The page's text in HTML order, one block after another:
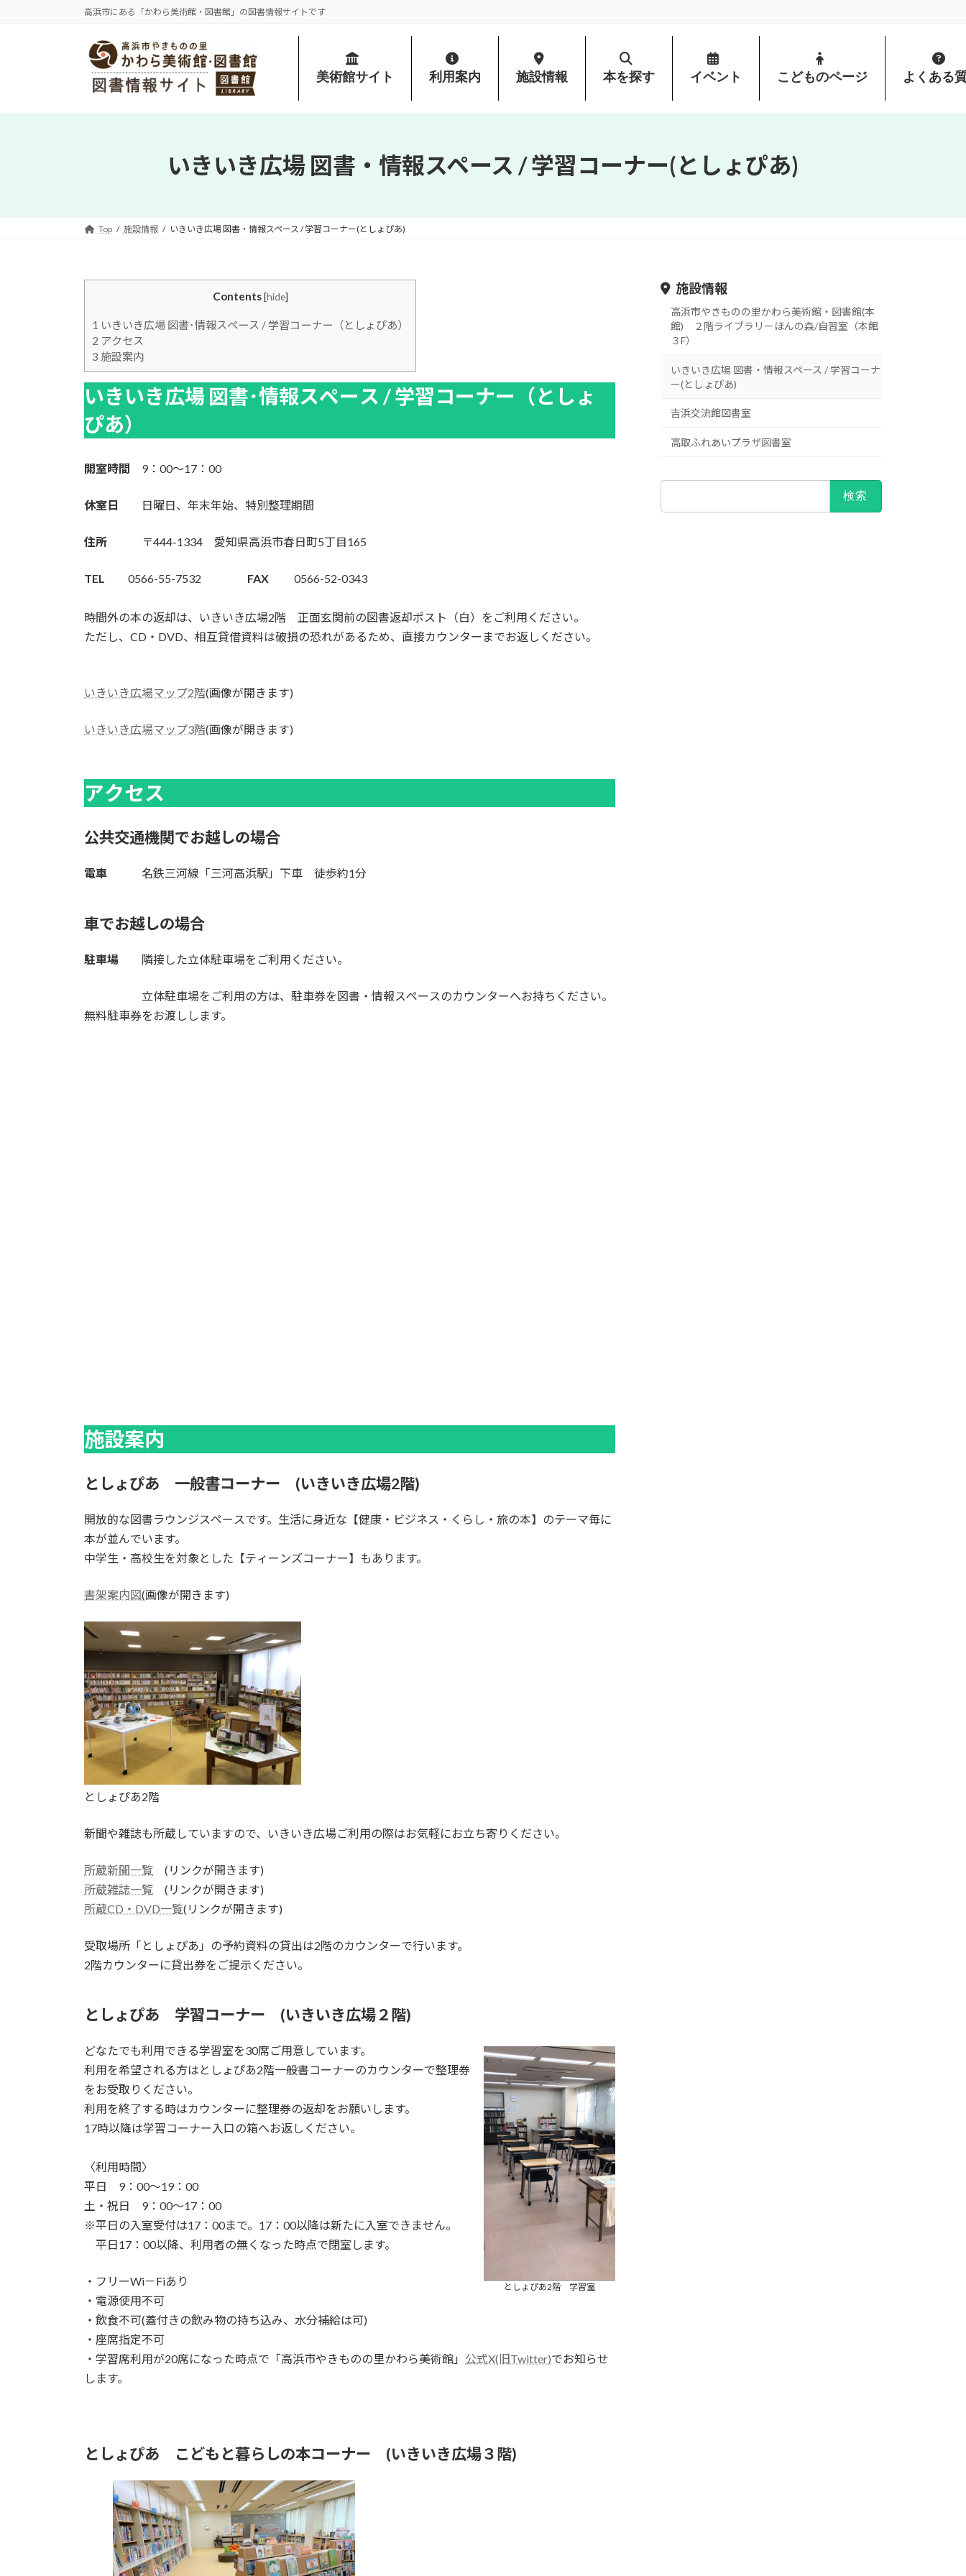
ス
ン
高浜市にある「かわら美術館・図書館」の図書情報サイトです
美術館サイト 利用案内 施設情報 本を探す イベント こどものページ よくある
いきいき広場 図書・情報スペース / 学習コーナー(としょぴあ)
Top 施設情報 いきいき広場 図書・情報スペース / 学習コーナー(としょぴあ)
Contents [hide]
1 いきいき広場 図書･情報スペース / 学習コーナー（としょぴあ）
2 アクセス
3 施設案内
いきいき広場 図書･情報スペース / 学習コーナー（としょ
ぴあ）
開室時間 9：00～17：00
休室日 日曜日、年末年始、特別整理期間
住所 〒444-1334 愛知県高浜市春日町5丁目165
TEL 0566-55-7532 FAX 0566-52-0343
時間外の本の返却は、いきいき広場2階 正面玄関前の図書返却ポスト（白）をご利用ください。
ただし、CD・DVD、相互貸借資料は破損の恐れがあるため、直接カウンターまでお返しください。
いきいき広場マップ2階(画像が開きます)
いきいき広場マップ3階(画像が開きます)
アクセス
公共交通機関でお越しの場合
電車 名鉄三河線「三河高浜駅」下車 徒歩約1分
車でお越しの場合
駐車場 隣接した立体駐車場をご利用ください。
立体駐車場をご利用の方は、駐車券を図書・情報スペースのカウンターへお持ちください。
無料駐車券をお渡しします。
施設案内
としょぴあ 一般書コーナー (いきいき広場2階)
開放的な図書ラウンジスペースです。生活に身近な【健康・ビジネス・くらし・旅の本】のテーマ毎に
本が並んでいます。
中学生・高校生を対象とした【ティーンズコーナー】もあります。
書架案内図(画像が開きます)
としょぴあ2階
新聞や雑誌も所蔵していますので、いきいき広場ご利用の際はお気軽にお立ち寄りください。
所蔵新聞一覧 (リンクが開きます)
所蔵雑誌一覧 (リンクが開きます)
所蔵CD・DVD一覧(リンクが開きます)
受取場所「としょぴあ」の予約資料の貸出は2階のカウンターで行います。
2階カウンターに貸出券をご提示ください。
としょぴあ 学習コーナー (いきいき広場２階)
としょぴあ2階 学習室
どなたでも利用できる学習室を30席ご用意しています。
利用を希望される方はとしょぴあ2階一般書コーナーのカウンターで整理券
をお受取りください。
利用を終了する時はカウンターに整理券の返却をお願いします。
17時以降は学習コーナー入口の箱へお返しください。
〈利用時間〉
平日 9：00～19：00
土・祝日 9：00～17：00
※平日の入室受付は17：00まで。17：00以降は新たに入室できません。
平日17：00以降、利用者の無くなった時点で閉室します。
・フリーWi－Fiあり
・電源使用不可
・飲食不可(蓋付きの飲み物の持ち込み、水分補給は可)
・座席指定不可
・学習席利用が20席になった時点で「高浜市やきものの里かわら美術館」 公式X(旧Twitter)でお知らせ
します。
としょぴあ こどもと暮らしの本コーナー (いきいき広場３階)
施設情報
高浜市やきものの里かわら美術館・図書館(本
館) ２階ライブラリーほんの森/自習室（本館
３F）
いきいき広場 図書・情報スペース / 学習コーナ
ー(としょぴあ)
吉浜交流館図書室
高取ふれあいプラザ図書室